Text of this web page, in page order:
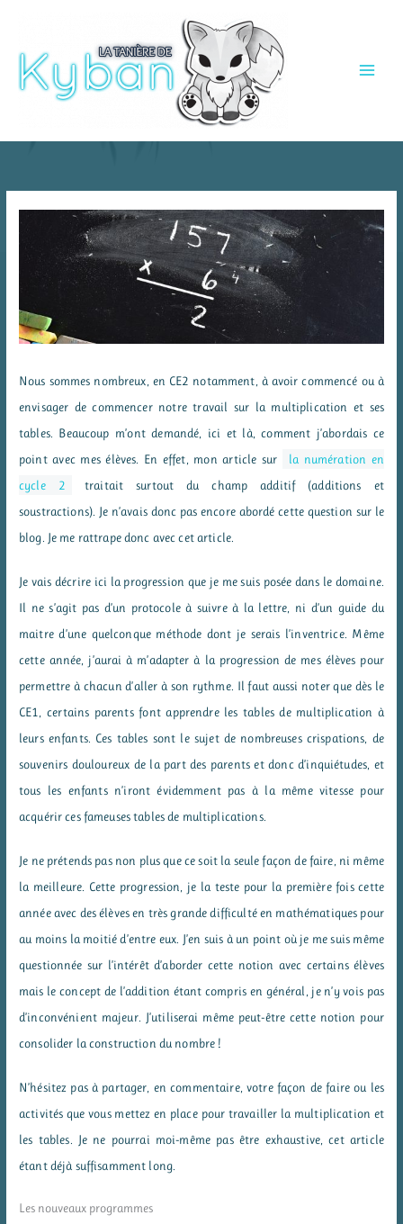
contenu
Nous sommes nombreux, en CE2 notamment, à avoir commencé ou à
envisager de commencer notre travail sur la multiplication et ses
tables. Beaucoup m’ont demandé, ici et là, comment j’abordais ce
point avec mes élèves. En effet, mon article sur
la numération en
cycle 2
traitait surtout du champ additif (additions et
soustractions). Je n’avais donc pas encore abordé cette question sur le
blog. Je me rattrape donc avec cet article.
Je vais décrire ici la progression que je me suis posée dans le domaine.
Il ne s’agit pas d’un protocole à suivre à la lettre, ni d’un guide du
maitre d’une quelconque méthode dont je serais l’inventrice. Même
cette année, j’aurai à m’adapter à la progression de mes élèves pour
permettre à chacun d’aller à son rythme. Il faut aussi noter que dès le
CE1, certains parents font apprendre les tables de multiplication à
leurs enfants. Ces tables sont le sujet de nombreuses crispations, de
souvenirs douloureux de la part des parents et donc d’inquiétudes, et
tous les enfants n’iront évidemment pas à la même vitesse pour
acquérir ces fameuses tables de multiplications.
Je ne prétends pas non plus que ce soit la seule façon de faire, ni même
la meilleure. Cette progression, je la teste pour la première fois cette
année avec des élèves en très grande difficulté en mathématiques pour
au moins la moitié d’entre eux. J’en suis à un point où je me suis même
questionnée sur l’intérêt d’aborder cette notion avec certains élèves
mais le concept de l’addition étant compris en général, je n’y vois pas
d’inconvénient majeur. J’utiliserai même peut-être cette notion pour
consolider la construction du nombre !
N’hésitez pas à partager, en commentaire, votre façon de faire ou les
activités que vous mettez en place pour travailler la multiplication et
les tables. Je ne pourrai moi-même pas être exhaustive, cet article
étant déjà suffisamment long.
Les nouveaux programmes